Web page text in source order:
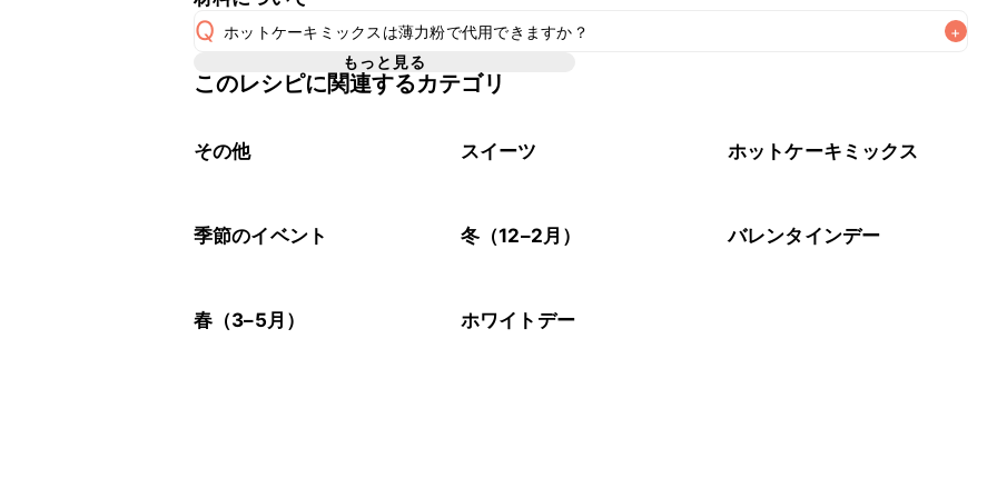
A こちら
Q ホットケーキミックスは薄力粉で代用できますか？ +
A ホットケーキミックス100gは「薄力粉80g、砂糖20g、ベーキングパウダー4g(小さじ1)」で代用で
もっと見る
このレシピに関連するカテゴリ
その他 スイーツ ホットケーキミックス
季節のイベント 冬（12–2月） バレンタインデー
春（3–5月） ホワイトデー